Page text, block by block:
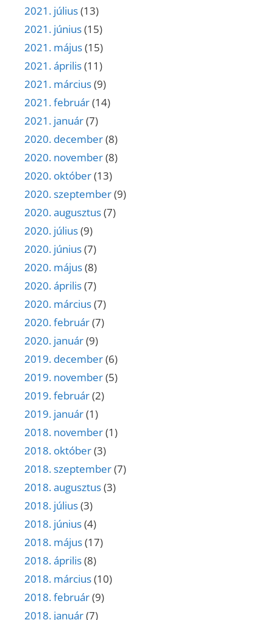
2021. július(13)
2021. június(15)
2021. május(15)
2021. április(11)
2021. március(9)
2021. február(14)
2021. január(7)
2020. december(8)
2020. november(8)
2020. október(13)
2020. szeptember(9)
2020. augusztus(7)
2020. július(9)
2020. június(7)
2020. május(8)
2020. április(7)
2020. március(7)
2020. február(7)
2020. január(9)
2019. december(6)
2019. november(5)
2019. február(2)
2019. január(1)
2018. november(1)
2018. október(3)
2018. szeptember(7)
2018. augusztus(3)
2018. július(3)
2018. június(4)
2018. május(17)
2018. április(8)
2018. március(10)
2018. február(9)
2018. január(7)